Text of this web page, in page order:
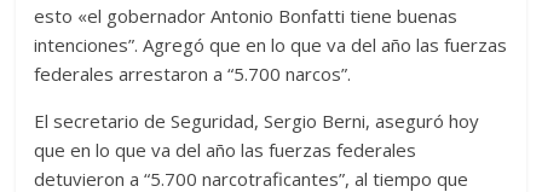
esto «el gobernador Antonio Bonfatti tiene buenas
intenciones”. Agregó que en lo que va del año las fuerzas
federales arrestaron a “5.700 narcos”.
El secretario de Seguridad, Sergio Berni, aseguró hoy
que en lo que va del año las fuerzas federales
detuvieron a “5.700 narcotraficantes”, al tiempo que